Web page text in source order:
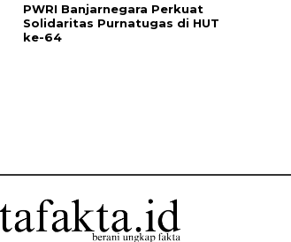
PWRI Banjarnegara Perkuat
Solidaritas Purnatugas di HUT
ke-64